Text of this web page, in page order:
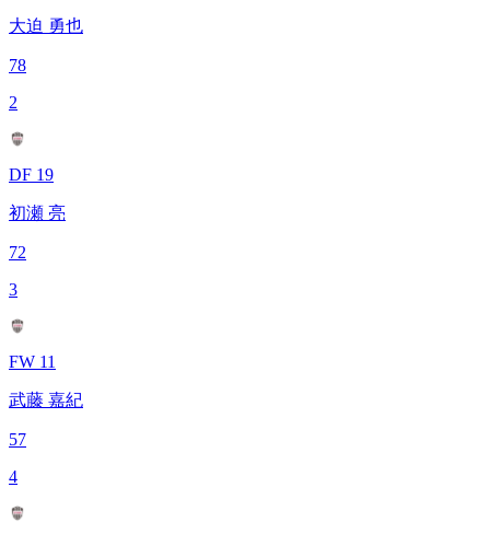
大迫 勇也
78
2
DF 19
初瀬 亮
72
3
FW 11
武藤 嘉紀
57
4